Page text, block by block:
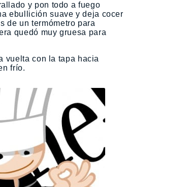
y pon todo a fuego
ebullición suave y deja cocer
de un termómetro para
quedó muy gruesa para
vuelta con la tapa hacia
frío.